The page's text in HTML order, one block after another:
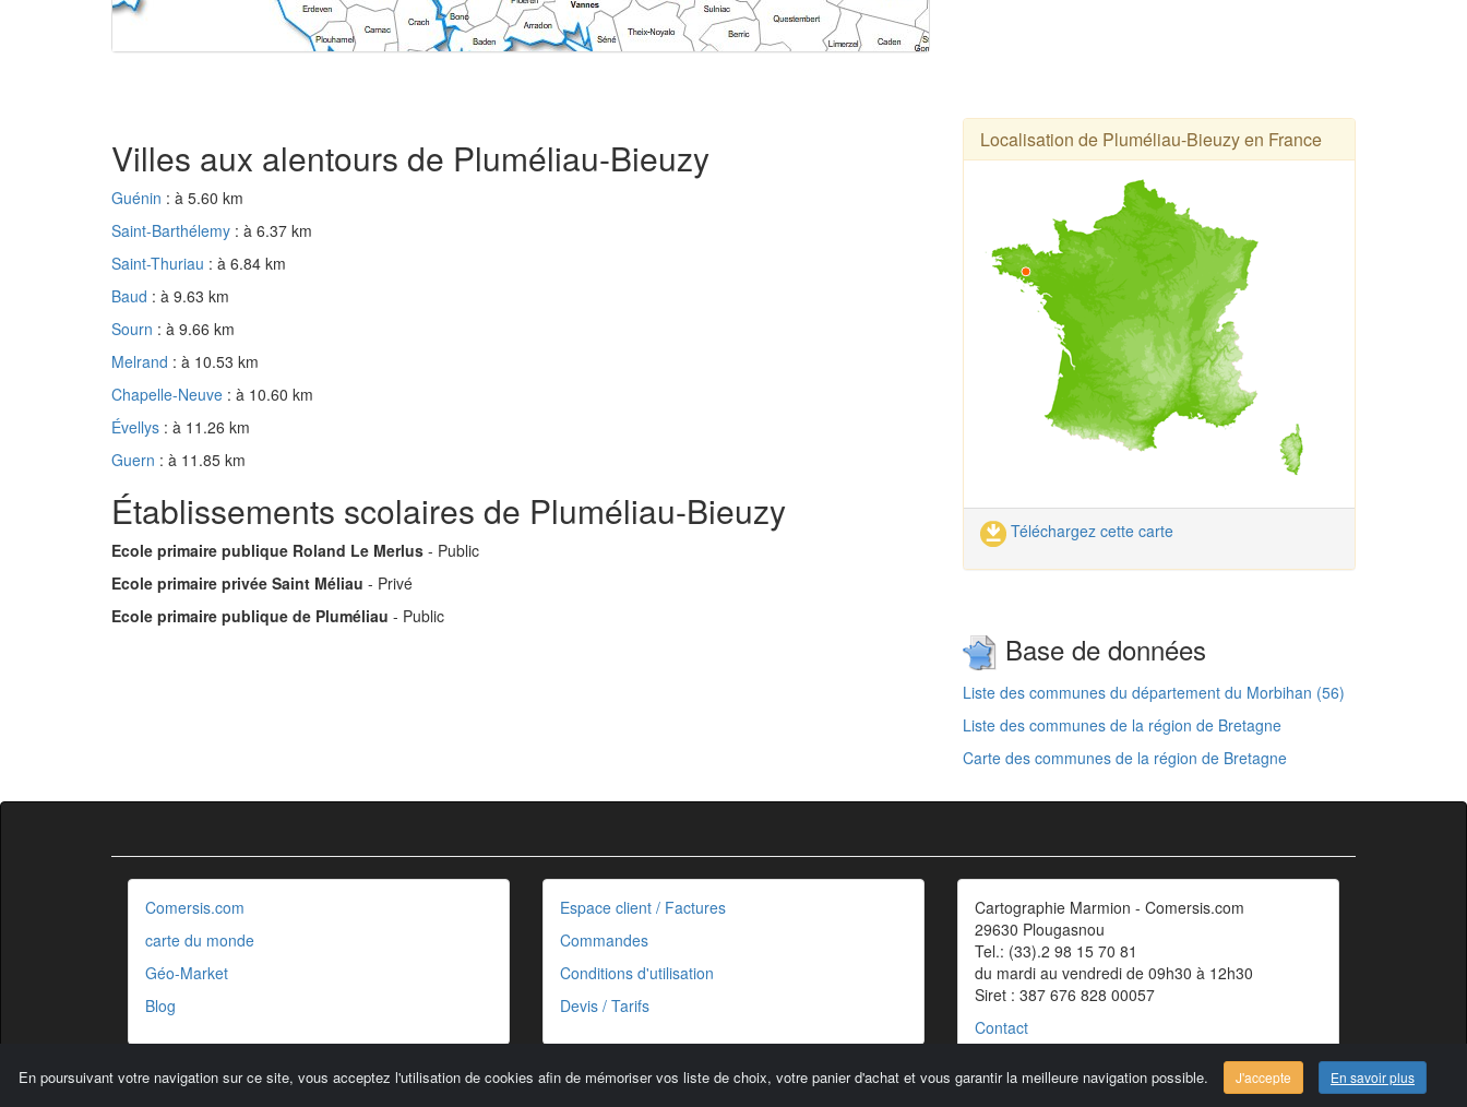
Villes aux alentours de Pluméliau-Bieuzy
Guénin : à 5.60 km
Saint-Barthélemy : à 6.37 km
Saint-Thuriau : à 6.84 km
Baud : à 9.63 km
Sourn : à 9.66 km
Melrand : à 10.53 km
Chapelle-Neuve : à 10.60 km
Évellys : à 11.26 km
Guern : à 11.85 km
Établissements scolaires de Pluméliau-Bieuzy
Ecole primaire publique Roland Le Merlus - Public
Ecole primaire privée Saint Méliau - Privé
Ecole primaire publique de Pluméliau - Public
Localisation de Pluméliau-Bieuzy en France
Téléchargez cette carte
Base de données
Liste des communes du département du Morbihan (56)
Liste des communes de la région de Bretagne
Carte des communes de la région de Bretagne
En poursuivant votre navigation sur ce site, vous acceptez l'utilisation de cookies afin de mémoriser vos liste de choix, votre panier d'achat et vous garantir la meilleure navigation possible. J'accepte En savoir plus
Comersis.com
carte du monde
Géo-Market
Blog
Espace client / Factures
Commandes
Conditions d'utilisation
Devis / Tarifs
Cartographie Marmion - Comersis.com
29630 Plougasnou
Tel.: (33).2 98 15 70 81
du mardi au vendredi de 09h30 à 12h30
Siret : 387 676 828 00057
Contact